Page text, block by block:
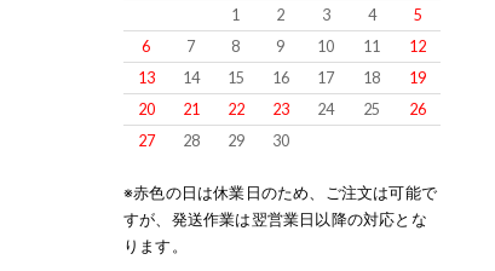
1
2 3 4
5
6
7 8 9 10 11
12
13
14 15 16 17 18
19
20
21 22 23 24 25
26
27
28 29 30
※赤色の日は休業日のため、ご注文は可能で
すが、発送作業は翌営業日以降の対応とな
ります。